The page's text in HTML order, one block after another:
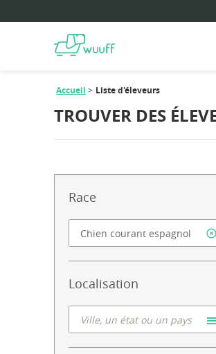
Accueil Liste d'éleveurs
TROUVER DES
Race
Localisation